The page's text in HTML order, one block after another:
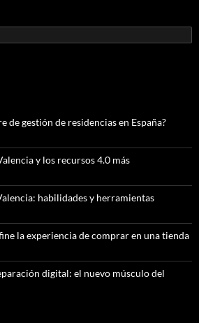
de gestión de residencias en España?
y los recursos 4.0 más
habilidades y herramientas
la experiencia de comprar en una tienda
digital: el nuevo músculo del